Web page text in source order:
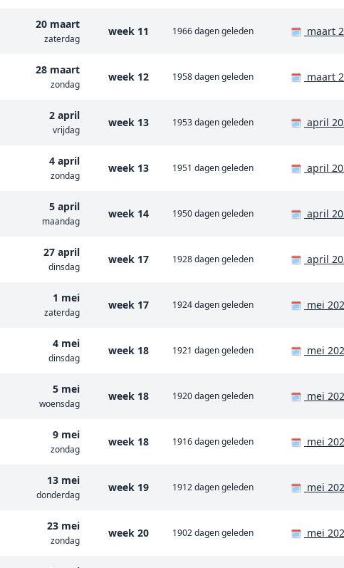
20 maart
zaterdag
week 11 1966 dagen geleden 🗓️ maart
28 maart
zondag
week 12 1958 dagen geleden 🗓️ maart
2 april
vrijdag
week 13 1953 dagen geleden 🗓️ april
4 april
zondag
week 13 1951 dagen geleden 🗓️ april
5 april
maandag
week 14 1950 dagen geleden 🗓️ april
27 april
dinsdag
week 17 1928 dagen geleden 🗓️ april
1 mei
zaterdag
week 17 1924 dagen geleden 🗓️ mei
4 mei
dinsdag
week 18 1921 dagen geleden 🗓️ mei
5 mei
woensdag
week 18 1920 dagen geleden 🗓️ mei
9 mei
zondag
week 18 1916 dagen geleden 🗓️ mei
13 mei
donderdag
week 19 1912 dagen geleden 🗓️ mei
23 mei
zondag
week 20 1902 dagen geleden 🗓️ mei